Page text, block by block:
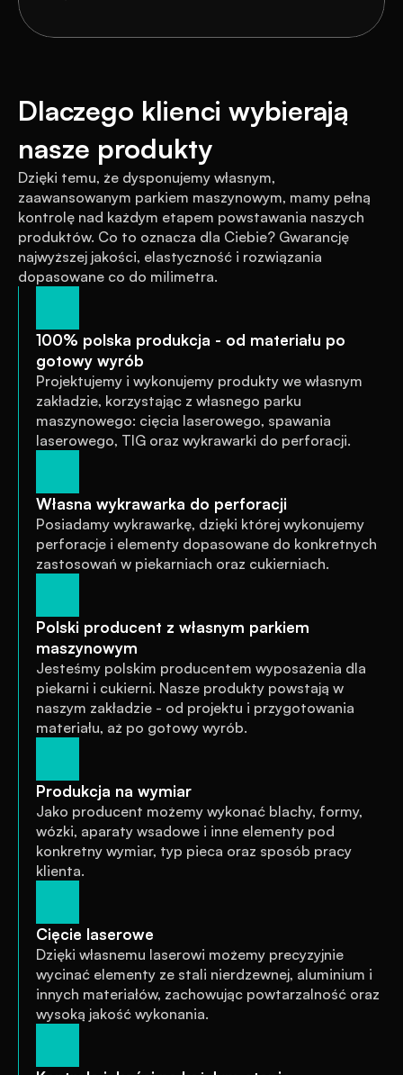
Dlaczego klienci wybierają
nasze produkty
Dzięki temu, że dysponujemy własnym,
zaawansowanym parkiem maszynowym, mamy pełną
kontrolę nad każdym etapem powstawania naszych
produktów. Co to oznacza dla Ciebie? Gwarancję
najwyższej jakości, elastyczność i rozwiązania
dopasowane co do milimetra.
100% polska produkcja - od materiału po
gotowy wyrób
Projektujemy i wykonujemy produkty we własnym
zakładzie, korzystając z własnego parku
maszynowego: cięcia laserowego, spawania
laserowego, TIG oraz wykrawarki do perforacji.
Własna wykrawarka do perforacji
Posiadamy wykrawarkę, dzięki której wykonujemy
perforacje i elementy dopasowane do konkretnych
zastosowań w piekarniach oraz cukierniach.
Polski producent z własnym parkiem
maszynowym
Jesteśmy polskim producentem wyposażenia dla
piekarni i cukierni. Nasze produkty powstają w
naszym zakładzie - od projektu i przygotowania
materiału, aż po gotowy wyrób.
Produkcja na wymiar
Jako producent możemy wykonać blachy, formy,
wózki, aparaty wsadowe i inne elementy pod
konkretny wymiar, typ pieca oraz sposób pracy
klienta.
Cięcie laserowe
Dzięki własnemu laserowi możemy precyzyjnie
wycinać elementy ze stali nierdzewnej, aluminium i
innych materiałów, zachowując powtarzalność oraz
wysoką jakość wykonania.